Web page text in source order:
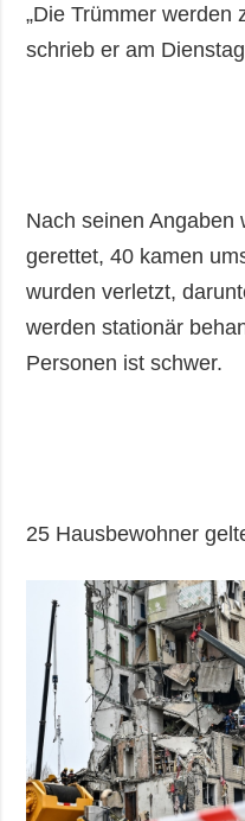
Fotos
Video
„Die Trümmer werden
schrieb er am
Nach seinen Angaben
gerettet, 40 kamen
wurden verletzt,
werden stationär
Personen ist schwer.
25 Hausbewohner